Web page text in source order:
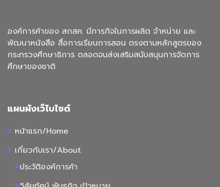
องค์การค้าของ สกสค. มีภารกิจในการผลิต จำหน่าย และ
พัฒนาหนังสือ สื่อการเรียนการสอน ตรงตามหลักสูตรของ
กระทรวงศึกษาธิการ ตลอดจนส่งเสริมสนับสนุนการจัดการ
ศึกษาของชาติ
แผนผังเว็ไบไซต์
หน้าแรก/Home
เกี่ยวกับเรา/About
ประวัติองค์การค้า